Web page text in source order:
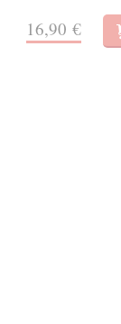
16,90 €